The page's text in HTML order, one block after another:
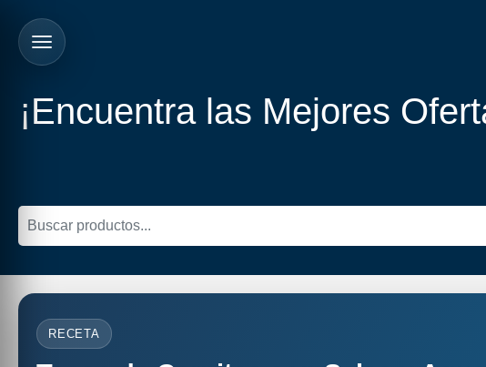
¡Encuentra las Mejores
RECETA